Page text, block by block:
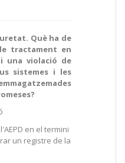
Què ha de
tractament en
una violació de
sistemes i les
en el termini
un registre de la